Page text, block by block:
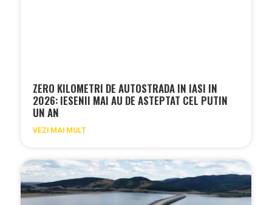
ZERO KILOMETRI DE AUTOSTRADA IN IASI IN
2026: IESENII MAI AU DE ASTEPTAT CEL PUTIN
UN AN
VEZI MAI MULT